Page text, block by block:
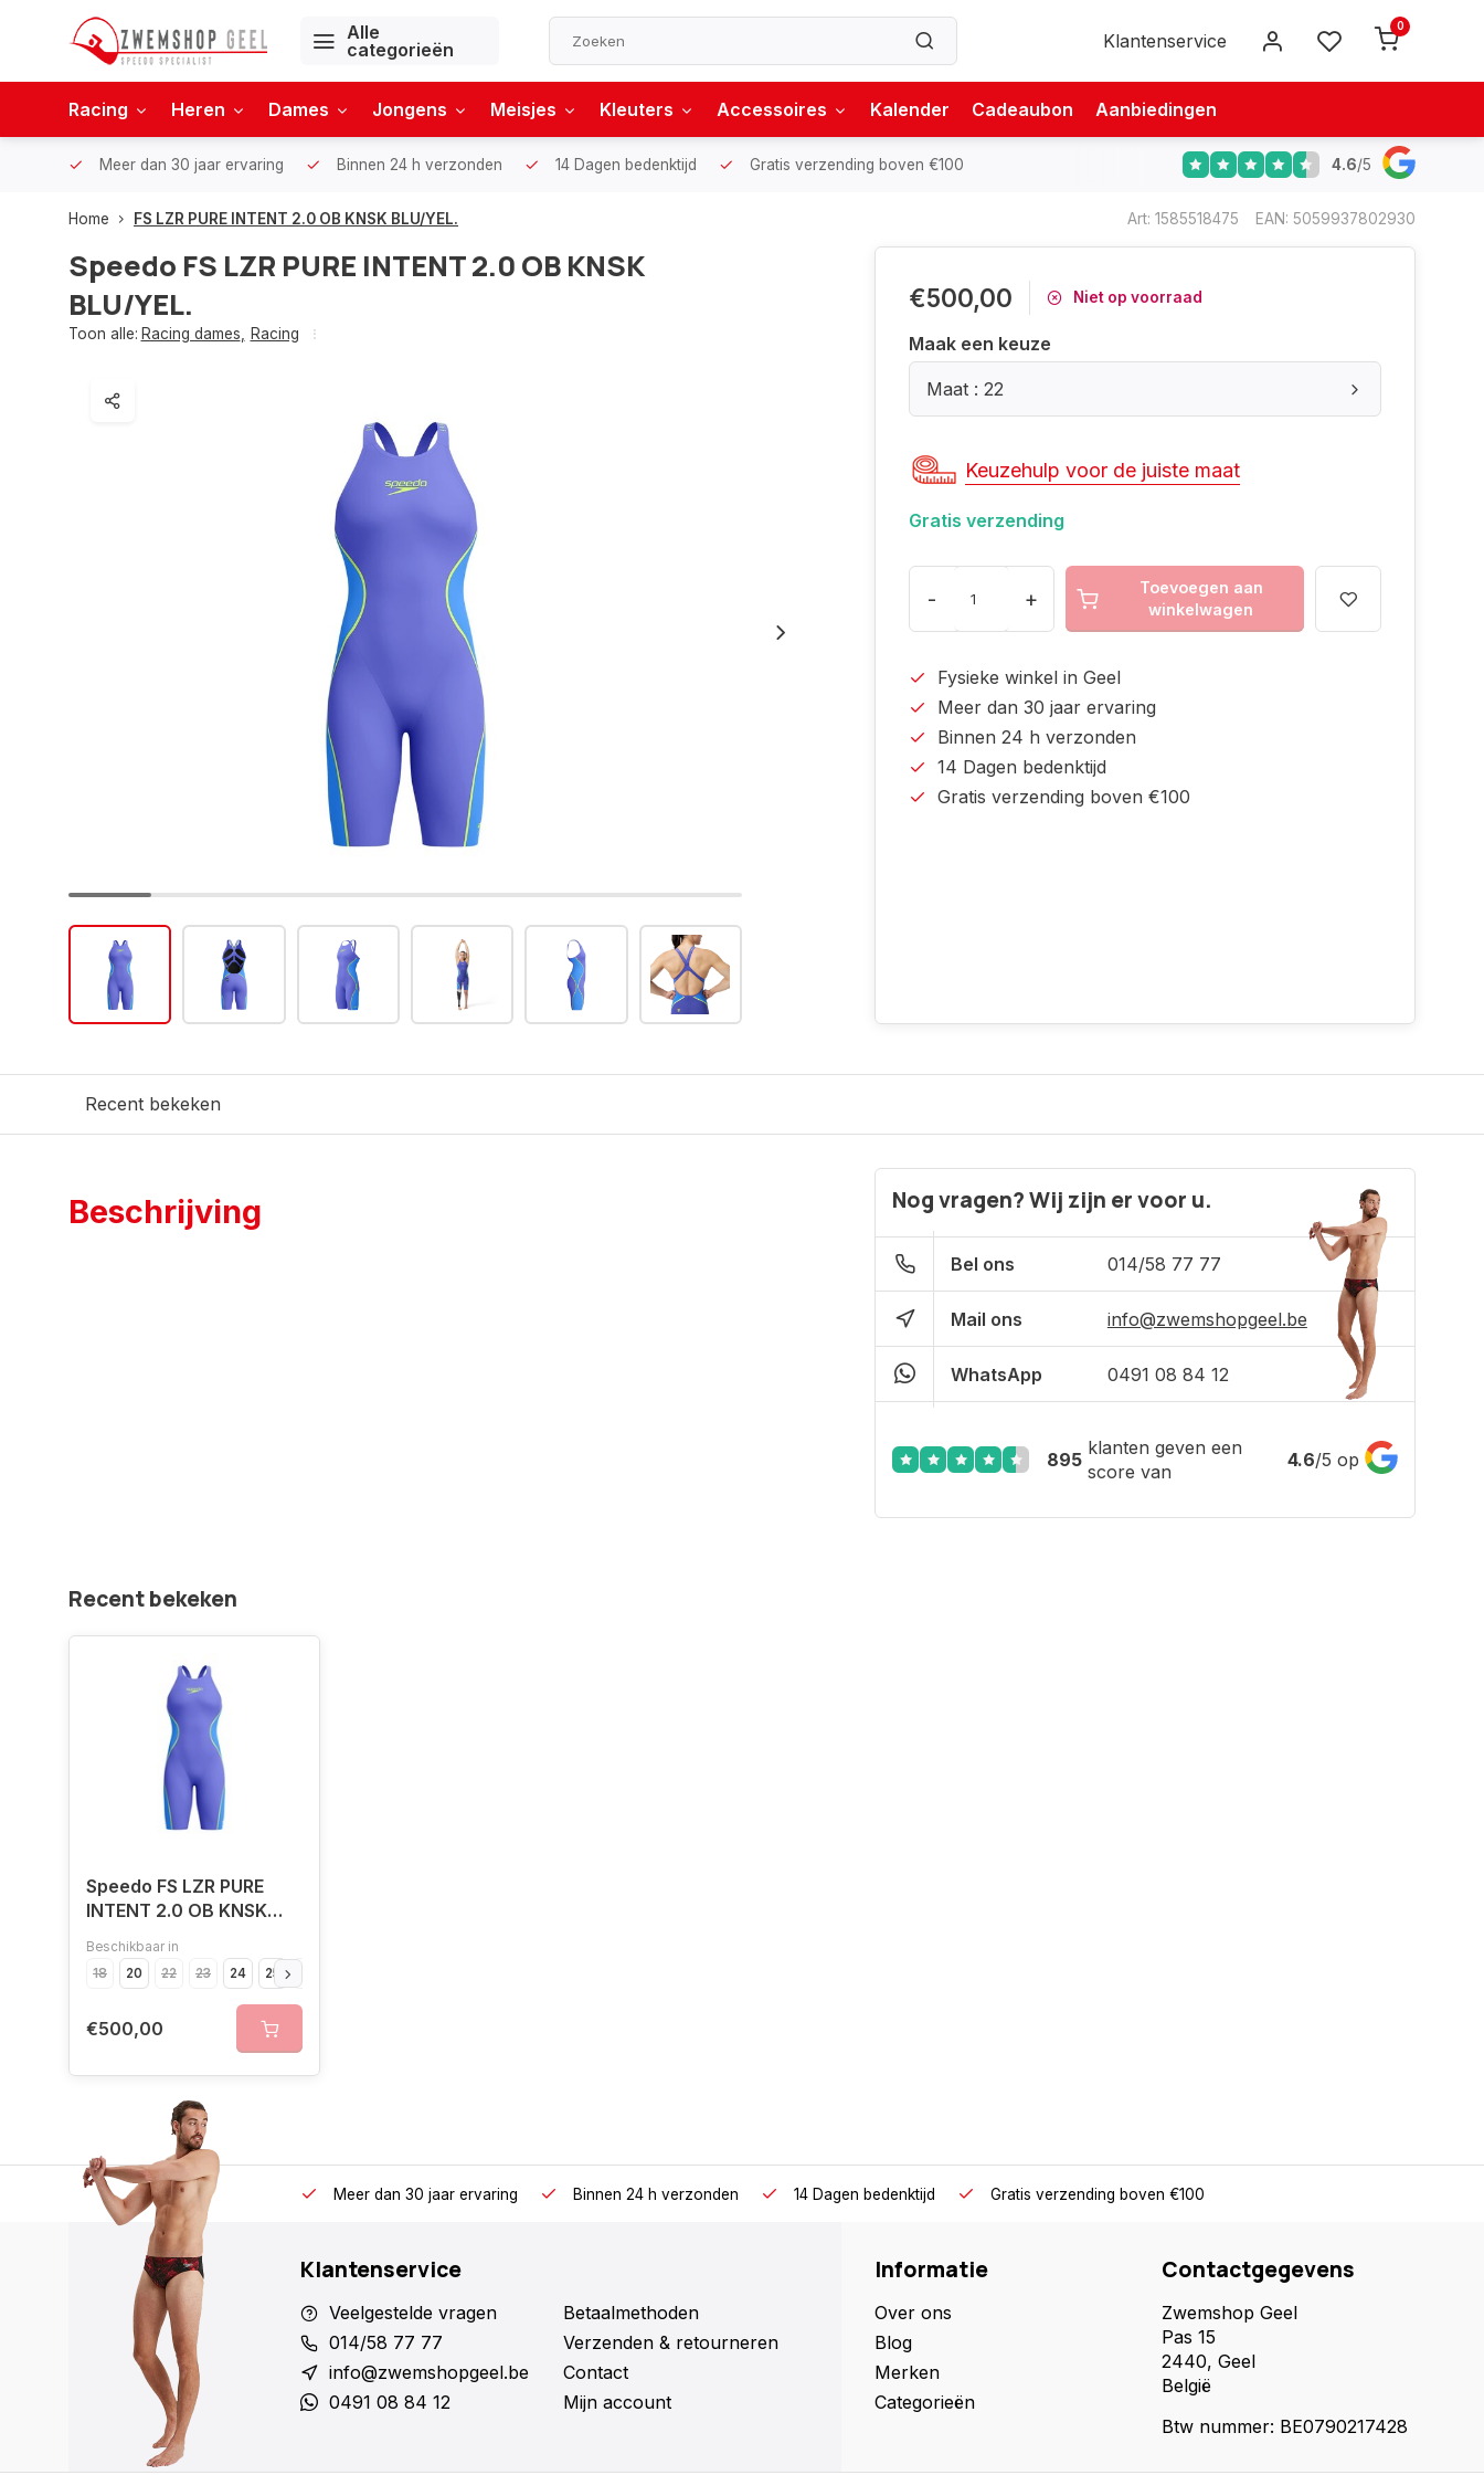
Alle
categorieën
Klantenservice
0
Racing Heren Dames Jongens Meisjes Kleuters Accessoires Kalender Cadeaubon Aanbiedingen
Meer dan 30 jaar ervaring Binnen 24 h verzonden 14 Dagen bedenktijd Gratis verzending boven €100 4.6/5
Home FS LZR PURE INTENT 2.0 OB KNSK BLU/YEL. Art: 1585518475 EAN: 5059937802930
Speedo FS LZR PURE INTENT 2.0 OB KNSK
BLU/YEL.
Toon alle: Racing dames Racing
€500,00 Niet op voorraad
Maak een keuze
Maat : 22
Keuzehulp voor de juiste maat
Gratis verzending
- +
Toevoegen aan
winkelwagen
Fysieke winkel in Geel
Meer dan 30 jaar ervaring
Binnen 24 h verzonden
14 Dagen bedenktijd
Gratis verzending boven €100
Recent bekeken
Beschrijving Nog vragen? Wij zijn er voor u.
Bel ons 014/58 77 77
Mail ons info@zwemshopgeel.be
WhatsApp 0491 08 84 12
895
klanten geven een
score van
4.6/5 op
Recent bekeken
Speedo FS LZR PURE
INTENT 2.0 OB KNSK
Beschikbaar in
18
20 22 23 24 25
€500,00
Meer dan 30 jaar ervaring Binnen 24 h verzonden 14 Dagen bedenktijd Gratis verzending boven €100
Klantenservice
Veelgestelde vragen
014/58 77 77
info@zwemshopgeel.be
0491 08 84 12
Betaalmethoden
Verzenden & retourneren
Contact
Mijn account
Informatie
Over ons
Blog
Merken
Categorieën
Contactgegevens
Zwemshop Geel
Pas 15
2440, Geel
België
Btw nummer: BE0790217428